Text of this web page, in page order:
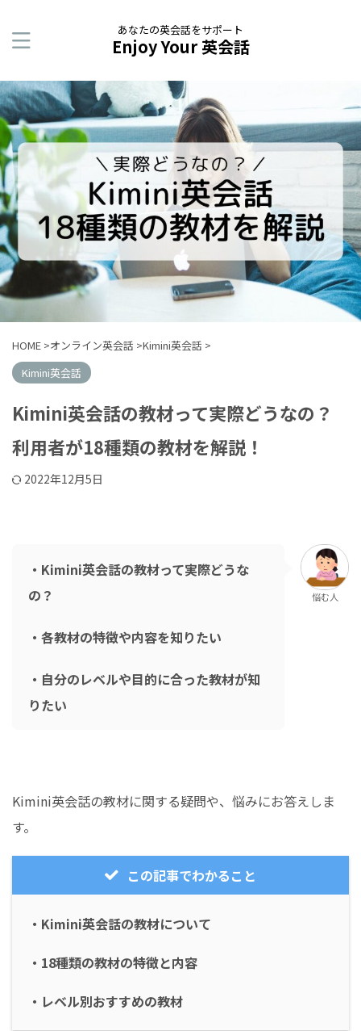
あなたの英会話をサポート
Enjoy Your 英会話
HOME >オンライン英会話 >Kimini英会話 >
Kimini英会話
Kimini英会話の教材って実際どうなの？
利用者が18種類の教材を解説！
2022年12月5日
・Kimini英会話の教材って実際どうな
の？
・各教材の特徴や内容を知りたい
・自分のレベルや目的に合った教材が知
りたい
悩む人
Kimini英会話の教材に関する疑問や、悩みにお答えしま
す。
この記事でわかること
・Kimini英会話の教材について
・18種類の教材の特徴と内容
・レベル別おすすめの教材